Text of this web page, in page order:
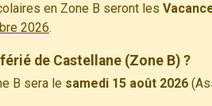
en Zone B seront les
2026.
de Castellane (Zone B) ?
B sera le samedi 15 août 2026